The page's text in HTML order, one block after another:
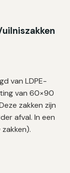
van LDPE-
van 60×90
zakken zijn
afval. In een